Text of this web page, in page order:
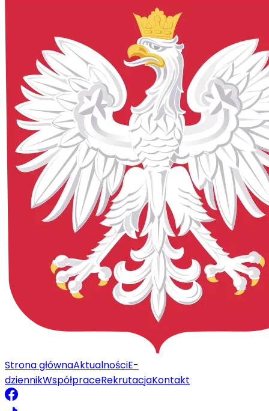
Strona głównaAktualnościE-
dziennikWspółpraceRekrutacjaKontakt